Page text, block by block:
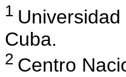
1
Cuba.
2 Centro